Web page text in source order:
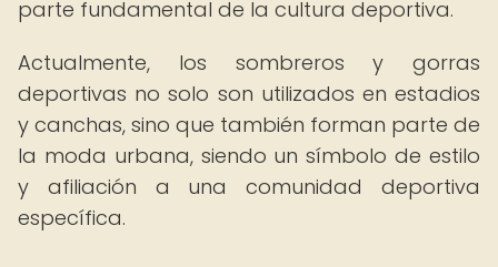
parte fundamental de la cultura deportiva.
Actualmente, los sombreros y gorras
deportivas no solo son utilizados en estadios
y canchas, sino que también forman parte de
la moda urbana, siendo un símbolo de estilo
y afiliación a una comunidad deportiva
específica.